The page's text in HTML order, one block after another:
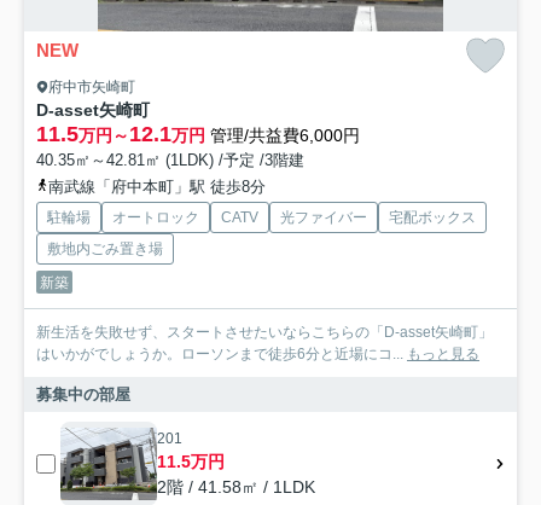
NEW
府中市矢崎町
D-asset矢崎町
11.5万円～12.1万円 管理/共益費6,000円
40.35㎡～42.81㎡ (1LDK) /予定 /3階建
南武線「府中本町」駅 徒歩8分
駐輪場 オートロック CATV 光ファイバー
宅配ボックス
敷地内ごみ置き場
新築
新生活を失敗せず、スタートさせたいならこちらの「D-asset矢崎町」
はいかがでしょうか。ローソンまで徒歩6分と近場にコ... もっと見る
募集中の部屋
201
11.5万円
2階 / 41.58㎡ / 1LDK